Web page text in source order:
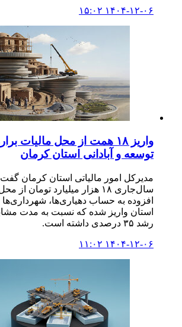
۱۴۰۴-۱۲-۰۶ ۱۵:۰۲
واریز ۱۸ همت از محل مالیات
توسعه و آبادانی استان کرمان
سال‌جاری ۱۸ هزار میلیارد تومان
افزوده به حساب دهیاری‌ها،
استان واریز شده که نسبت به مدت
رشد ۳۵ درصدی داشته است.
۱۴۰۴-۱۲-۰۶ ۱۱:۰۲